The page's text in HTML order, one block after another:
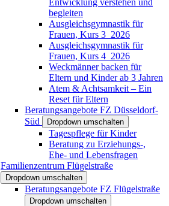
begleiten
Ausgleichsgymnastik für
Frauen, Kurs 3_2026
Ausgleichsgymnastik für
Frauen, Kurs 4_2026
Weckmänner backen für
Eltern und Kinder ab 3 Jahren
Atem & Achtsamkeit – Ein
Reset für Eltern
Beratungsangebote FZ Düsseldorf-
Süd
Dropdown umschalten
Tagespflege für Kinder
Beratung zu Erziehungs-,
Ehe- und Lebensfragen
Familienzentrum Flügelstraße
Dropdown umschalten
Beratungsangebote FZ Flügelstraße
Dropdown umschalten